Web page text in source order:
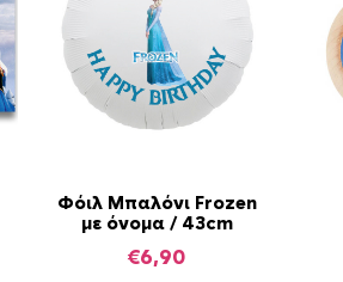
Φόιλ Μπαλόνι Frozen
με όνομα / 43cm
€6,90